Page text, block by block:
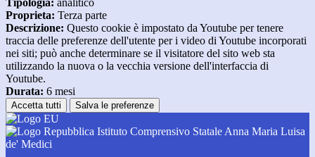
Tipologia: analitico
Proprieta: Terza parte
Descrizione: Questo cookie è impostato da Youtube per tenere
traccia delle preferenze dell'utente per i video di Youtube incorporati
nei siti; può anche determinare se il visitatore del sito web sta
utilizzando la nuova o la vecchia versione dell'interfaccia di
Youtube.
Durata: 6 mesi
Accetta tutti Salva le preferenze
Istituto Comprensivo Statale Anna Maria Luisa
de' Medici